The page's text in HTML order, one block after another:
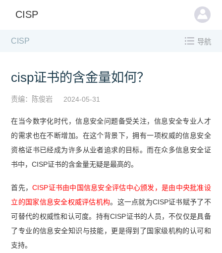
CISP
CISP 导航
cisp证书的含金量如何？
责编：陈俊岩 2024-05-31
在当今数字化时代，信息安全问题备受关注，信息安全专业人才
的需求也在不断增加。在这个背景下，拥有一项权威的信息安全
资格证书已经成为许多从业者追求的目标。而在众多信息安全证
书中，CISP证书的含金量无疑是最高的。
首先，CISP证书由中国信息安全评估中心颁发，是由中央批准设
立的国家信息安全权威评估机构。这一点就为CISP证书赋予了不
可替代的权威性和认可度。持有CISP证书的人员，不仅仅是具备
了专业的信息安全知识与技能，更是得到了国家级机构的认可和
支持。